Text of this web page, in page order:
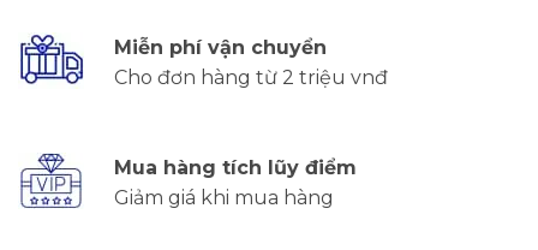
Miễn phí vận chuyển
Cho đơn hàng từ 2 triệu vnđ
Mua hàng tích lũy điểm
Giảm giá khi mua hàng